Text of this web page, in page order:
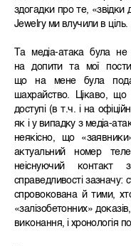
здогадки про те, «звідки
Jewelry ми влучили в ціль.
Та медіа-атака була
на допити та мої
що на мене була
шахрайство. Цікаво,
доступі (в т.ч. і на
як і у випадку з медіа-
неякісно, що
актуальний номер
неіснуючий контакт
справедливості
спровокована й тими,
«залізобетонних»
виконання, і хронологія